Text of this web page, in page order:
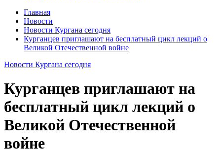
Главная
Новости
Новости Кургана сегодня
Курганцев приглашают на бесплатный цикл лекций о
Великой Отечественной войне
Новости Кургана сегодня
Курганцев приглашают на
бесплатный цикл лекций о
Великой Отечественной
войне